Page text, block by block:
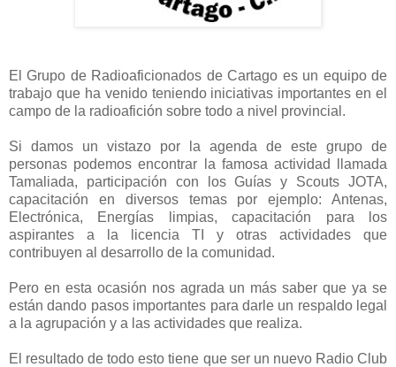
El Grupo de Radioaficionados de Cartago es un equipo de
trabajo que ha venido teniendo iniciativas importantes en el
campo de la radioafición sobre todo a nivel provincial.
Si damos un vistazo por la agenda de este grupo de
personas podemos encontrar la famosa actividad llamada
Tamaliada, participación con los Guías y Scouts JOTA,
capacitación en diversos temas por ejemplo: Antenas,
Electrónica, Energías limpias, capacitación para los
aspirantes a la licencia TI y otras actividades que
contribuyen al desarrollo de la comunidad.
Pero en esta ocasión nos agrada un más saber que ya se
están dando pasos importantes para darle un respaldo legal
a la agrupación y a las actividades que realiza.
El resultado de todo esto tiene que ser un nuevo Radio Club